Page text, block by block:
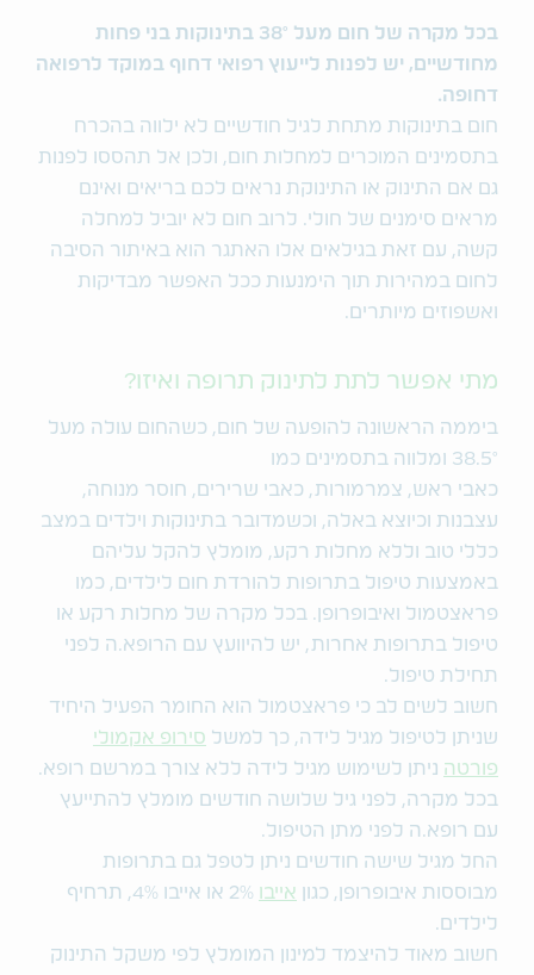
בכל מקרה של חום מעל 38° בתינוקות בני פחות
מחודשיים, יש לפנות לייעוץ רפואי דחוף במוקד לרפואה
דחופה.
חום בתינוקות מתחת לגיל חודשיים לא ילווה בהכרח
בתסמינים המוכרים למחלות חום, ולכן אל תהססו לפנות
גם אם התינוק או התינוקת נראים לכם בריאים ואינם
מראים סימנים של חולי. לרוב חום לא יוביל למחלה
קשה, עם זאת בגילאים אלו האתגר הוא באיתור הסיבה
לחום במהירות תוך הימנעות ככל האפשר מבדיקות
ואשפוזים מיותרים.
מתי אפשר לתת לתינוק תרופה ואיזו?
ביממה הראשונה להופעה של חום, כשהחום עולה מעל
38.5° ומלווה בתסמינים כמו
כאבי ראש, צמרמורות, כאבי שרירים, חוסר מנוחה,
עצבנות וכיוצא באלה, וכשמדובר בתינוקות וילדים במצב
כללי טוב וללא מחלות רקע, מומלץ להקל עליהם
באמצעות טיפול בתרופות להורדת חום לילדים, כמו
פראצטמול ואיבופרופן. בכל מקרה של מחלות רקע או
טיפול בתרופות אחרות, יש להיוועץ עם הרופא.ה לפני
תחילת טיפול.
חשוב לשים לב כי פראצטמול הוא החומר הפעיל היחיד
שניתן לטיפול מגיל לידה, כך למשל סירופ אקמולי
פורטה ניתן לשימוש מגיל לידה ללא צורך במרשם רופא.
בכל מקרה, לפני גיל שלושה חודשים מומלץ להתייעץ
עם רופא.ה לפני מתן הטיפול.
החל מגיל שישה חודשים ניתן לטפל גם בתרופות
מבוססות איבופרופן, כגון אייבו
2% או אייבו 4%, תרחיף
לילדים.
חשוב מאוד להיצמד למינון המומלץ לפי משקל התינוק